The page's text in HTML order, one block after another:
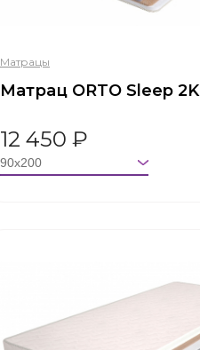
Матрацы
Матрац ORTO Sleep 2K
12 450 ₽